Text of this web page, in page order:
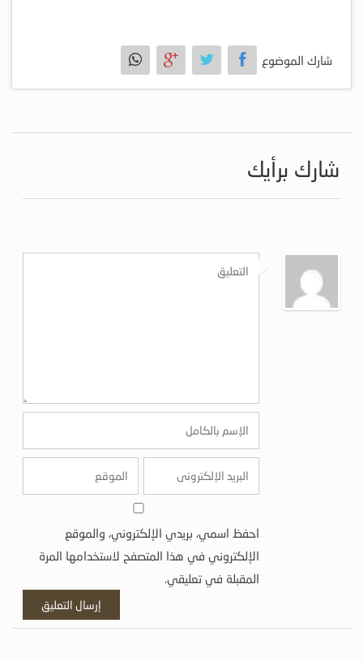
شارك الموضوع
شارك برأيك
احفظ اسمي، بريدي الإلكتروني، والموقع
الإلكتروني في هذا المتصفح لاستخدامها المرة
المقبلة في تعليقي.